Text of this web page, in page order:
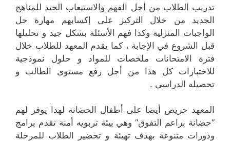
تدريب الطلاب من أجل الفهم والاستيعاب الجيد للمناهج
الجديد من خلال التركيز على إكسابهم مهارة حل
الواجبات المنزلية وكذا فهم الأسئلة بشكل جيد و تحليلها
قبل الشروع في الإجابة ، كما يقدم المعهد للطلاب خلال
فترة الامتحانات ملخصات للمواد و حلول نموذجية
للاختبارات كل هذا من أجل رفع مستوى الطالب و
تحصيله الدراسي .
المعهد حريص أيضا على أطفال الحضانة لهدا يوفر لهم
“حضانة براعم التفوق” وهي بيئة تربويه أمنة تقدم برامج
ودورات متنوعة بهدف تهيئة و تحضير الطلاب للمرحلة